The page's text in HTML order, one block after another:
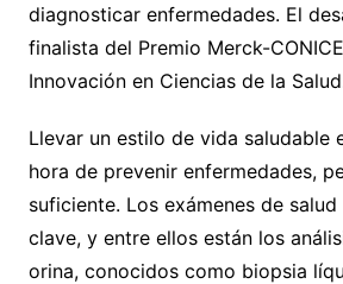
diagnosticar enfermedades. El
finalista del Premio Merck-
Innovación en Ciencias de la
Llevar un estilo de vida saludable
hora de prevenir enfermedades,
suficiente. Los exámenes de
clave, y entre ellos están los
orina, conocidos como biopsia